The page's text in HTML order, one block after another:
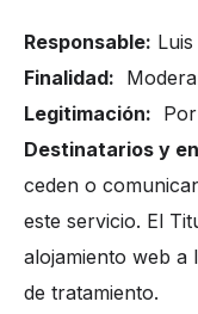
Responsable:
Finalidad:
Legitimación:
Destinatarios y
ceden o
este servicio. El
alojamiento web a
de tratamiento.